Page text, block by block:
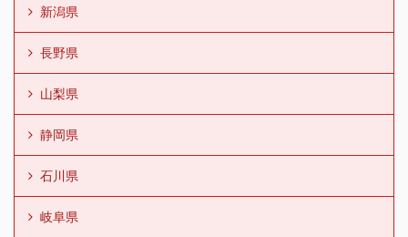
新潟県
長野県
山梨県
静岡県
石川県
岐阜県